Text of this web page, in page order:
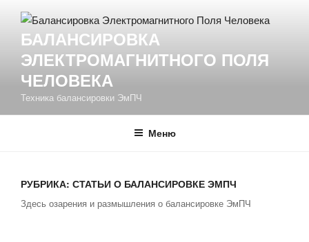
содержимому
БАЛАНСИРОВКА
ЭЛЕКТРОМАГНИТНОГО ПОЛЯ
ЧЕЛОВЕКА
Техника балансировки ЭмПЧ
Меню
РУБРИКА: СТАТЬИ О БАЛАНСИРОВКЕ ЭМПЧ
Здесь озарения и размышления о балансировке ЭмПЧ